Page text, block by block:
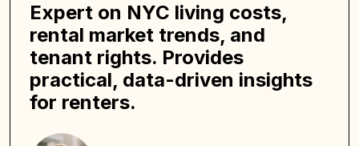
Expert on NYC living costs,
rental market trends, and
tenant rights. Provides
practical, data-driven insights
for renters.